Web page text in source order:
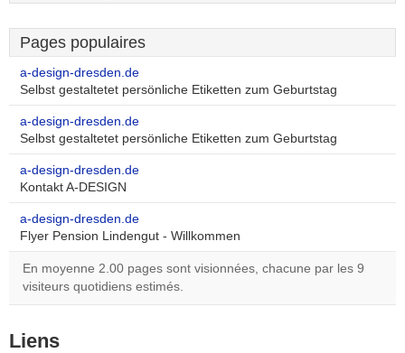
Pages populaires
a-design-dresden.de
Selbst gestaltetet persönliche Etiketten zum Geburtstag
a-design-dresden.de
Selbst gestaltetet persönliche Etiketten zum Geburtstag
a-design-dresden.de
Kontakt A-DESIGN
a-design-dresden.de
Flyer Pension Lindengut - Willkommen
En moyenne 2.00 pages sont visionnées, chacune par les 9
visiteurs quotidiens estimés.
Liens